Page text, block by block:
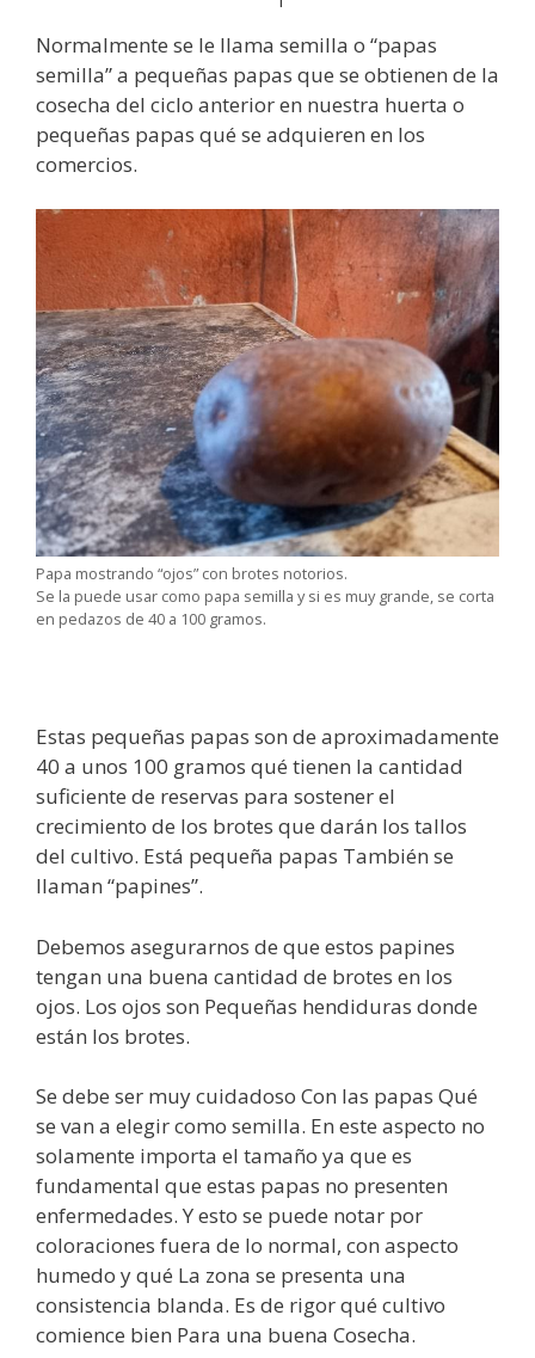
Normalmente se le llama semilla o “papas
semilla” a pequeñas papas que se obtienen de la
cosecha del ciclo anterior en nuestra huerta o
pequeñas papas qué se adquieren en los
comercios.
Papa mostrando “ojos” con brotes notorios.
Se la puede usar como papa semilla y si es muy grande, se corta
en pedazos de 40 a 100 gramos.
Estas pequeñas papas son de aproximadamente
40 a unos 100 gramos qué tienen la cantidad
suficiente de reservas para sostener el
crecimiento de los brotes que darán los tallos
del cultivo. Está pequeña papas También se
llaman “papines”.
Debemos asegurarnos de que estos papines
tengan una buena cantidad de brotes en los
ojos. Los ojos son Pequeñas hendiduras donde
están los brotes.
Se debe ser muy cuidadoso Con las papas Qué
se van a elegir como semilla. En este aspecto no
solamente importa el tamaño ya que es
fundamental que estas papas no presenten
enfermedades. Y esto se puede notar por
coloraciones fuera de lo normal, con aspecto
humedo y qué La zona se presenta una
consistencia blanda. Es de rigor qué cultivo
comience bien Para una buena Cosecha.